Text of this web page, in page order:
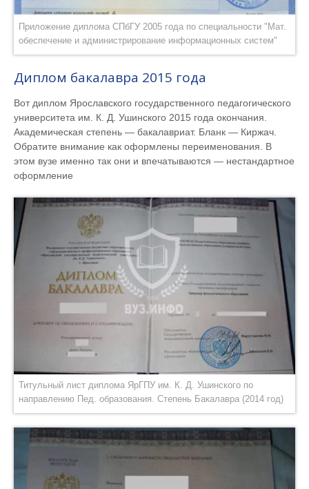
Приложение диплома СПбГУ 2005 года по специальности "Мат.
обеспечение и администрирование информационных систем"
Диплом бакалавра 2015 года
Вот диплом Ярославского государственного педагогического
университета им. К. Д. Ушинского 2015 года окончания.
Академическая степень — бакалавриат. Бланк — Киржач.
Обратите внимание как оформлены переименования. В
этом вузе именно так они и впечатываются — нестандартное
оформление
Титульный лист диплома ЯрГПУ им. К. Д. Ушинского по
направлению Пед. образования. Степень Бакалавра (2014 год)